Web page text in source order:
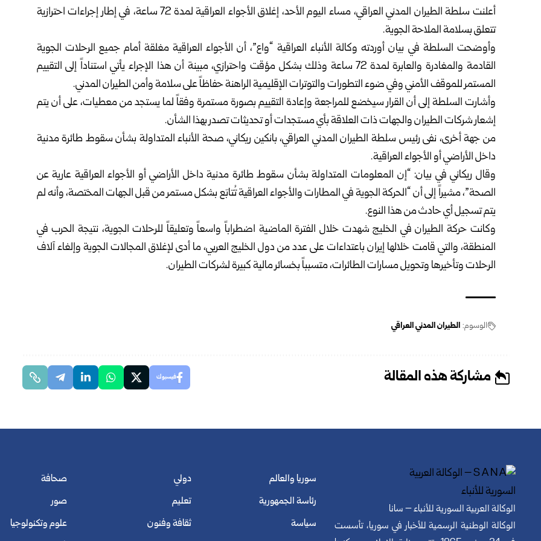
أعلنت سلطة الطيران المدني العراقي، مساء اليوم الأحد، إغلاق الأجواء العراقية لمدة 72 ساعة، في إطار إجراءات احترازية
تتعلق بسلامة الملاحة الجوية.
وأوضحت السلطة في بيان أوردته وكالة الأنباء العراقية “واع”، أن الأجواء العراقية مغلقة أمام جميع الرحلات الجوية
القادمة والمغادرة والعابرة لمدة 72 ساعة وذلك بشكل مؤقت واحترازي، مبينة أن هذا الإجراء يأتي استناداً إلى التقييم
المستمر للموقف الأمني وفي ضوء التطورات والتوترات الإقليمية الراهنة حفاظاً على سلامة وأمن الطيران المدني.
وأشارت السلطة إلى أن القرار سيخضع للمراجعة وإعادة التقييم بصورة مستمرة وفقاً لما يستجد من معطيات، على أن يتم
إشعار شركات الطيران والجهات ذات العلاقة بأي مستجدات أو تحديثات تصدر بهذا الشأن.
من جهة أخرى، نفى رئيس سلطة الطيران المدني العراقي، بانكين ريكاني، صحة الأنباء المتداولة بشأن سقوط طائرة مدنية
داخل الأراضي أو الأجواء العراقية.
وقال ريكاني في بيان: “إن المعلومات المتداولة بشأن سقوط طائرة مدنية داخل الأراضي أو الأجواء العراقية عارية عن
الصحة”، مشيراً إلى أن “الحركة الجوية في المطارات والأجواء العراقية تُتابَع بشكل مستمر من قبل الجهات المختصة، وأنه لم
يتم تسجيل أي حادث من هذا النوع.
وكانت حركة الطيران في الخليج شهدت خلال الفترة الماضية اضطراباً واسعاً وتعليقاً للرحلات الجوية، نتيجة الحرب في
المنطقة، والتي قامت خلالها إيران باعتداءات على عدد من دول الخليج العربي، ما أدى لإغلاق المجالات الجوية وإلغاء آلاف
الرحلات وتأخيرها وتحويل مسارات الطائرات، متسبباً بخسائر مالية كبيرة لشركات الطيران.
الوسوم: الطيران المدني العراقي
مشاركة هذه المقالة فيسبوك
الوكالة العربية السورية للأنباء – سانا
الوكالة الوطنية الرسمية للأخبار في سوريا، تأسست
سوريا والعالم
رئاسة الجمهورية
سياسة
دولي
تعليم
ثقافة وفنون
صحافة
صور
علوم وتكنولوجيا